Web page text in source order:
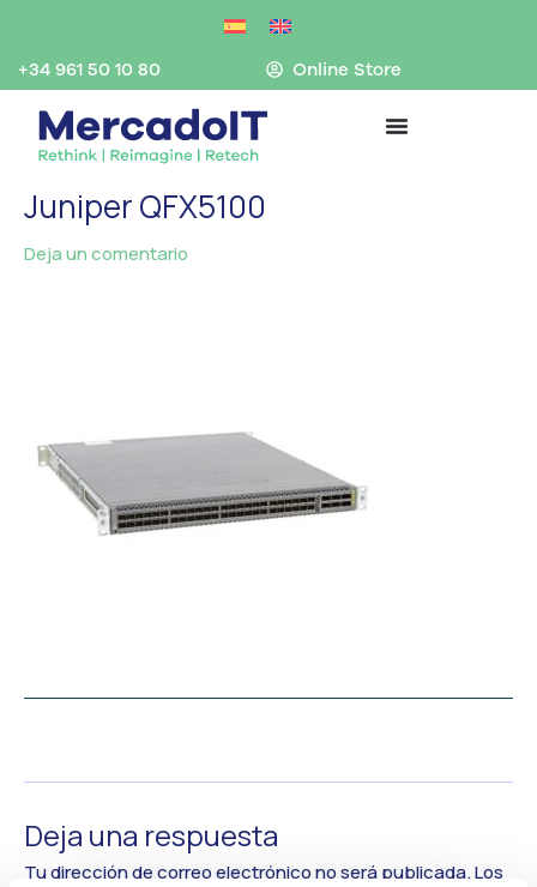
contenido
+34 961 50 10 80 Online Store
Juniper QFX5100
Deja un comentario
Deja una respuesta
Tu dirección de correo electrónico no será publicada.Los